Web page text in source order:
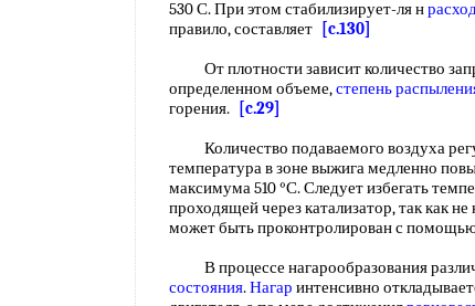
530 С. При этом стабилизирует-ля н
правило, составляет
[c.130]
От плотности зависит количество
определенном объеме,степень
горения.
[c.29]
Количество подаваемого воздуха
температура в зоне выжига медленно
максимума 510 °С. Следует избегать
проходящей через катализатор, так как
может быть проконтролирован с
В процессе нагарообразования
состояния.Нагар интенсивно